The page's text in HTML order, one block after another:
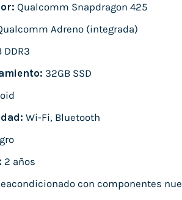
Qualcomm Snapdragon 425
Adreno (integrada)
DDR3
32GB SSD
Wi-Fi, Bluetooth
2 años
con componentes